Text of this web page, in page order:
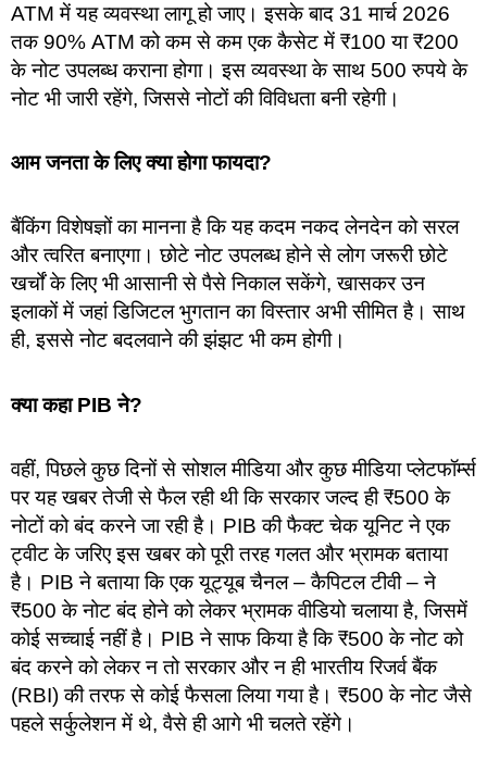
ATM में यह व्यवस्था लागू हो जाए। इसके बाद 31 मार्च 2026
तक 90% ATM को कम से कम एक कैसेट में ₹100 या ₹200
के नोट उपलब्ध कराना होगा। इस व्यवस्था के साथ 500 रुपये के
नोट भी जारी रहेंगे, जिससे नोटों की विविधता बनी रहेगी।
आम जनता के लिए क्या होगा फायदा?
बैंकिंग विशेषज्ञों का मानना है कि यह कदम नकद लेनदेन को सरल
और त्वरित बनाएगा। छोटे नोट उपलब्ध होने से लोग जरूरी छोटे
खर्चों के लिए भी आसानी से पैसे निकाल सकेंगे, खासकर उन
इलाकों में जहां डिजिटल भुगतान का विस्तार अभी सीमित है। साथ
ही, इससे नोट बदलवाने की झंझट भी कम होगी।
क्या कहा PIB ने?
वहीं, पिछले कुछ दिनों से सोशल मीडिया और कुछ मीडिया प्लेटफॉर्म्स
पर यह खबर तेजी से फैल रही थी कि सरकार जल्द ही ₹500 के
नोटों को बंद करने जा रही है। PIB की फैक्ट चेक यूनिट ने एक
ट्वीट के जरिए इस खबर को पूरी तरह गलत और भ्रामक बताया
है। PIB ने बताया कि एक यूट्यूब चैनल – कैपिटल टीवी – ने
₹500 के नोट बंद होने को लेकर भ्रामक वीडियो चलाया है, जिसमें
कोई सच्चाई नहीं है। PIB ने साफ किया है कि ₹500 के नोट को
बंद करने को लेकर न तो सरकार और न ही भारतीय रिजर्व बैंक
(RBI) की तरफ से कोई फैसला लिया गया है। ₹500 के नोट जैसे
पहले सर्कुलेशन में थे, वैसे ही आगे भी चलते रहेंगे।